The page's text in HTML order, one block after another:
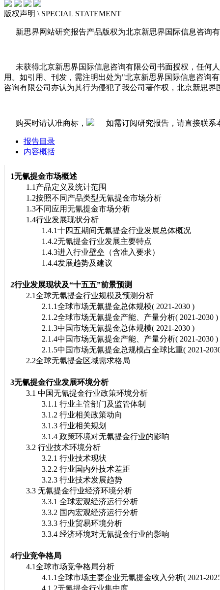
版权声明 \ SPECIAL STATEMENT
新思界网站研究报告产品版权为北京新思界国际信息咨询
未获得北京新思界国际信息咨询有限公司书面授权，任何
用。如引用、刊发，需注明出处为"北京新思界国际信息咨询
咨询有限公司亦认为其行为侵犯了我公司著作权，北京新思
购买时请认准商标， 如需订阅研究报告，请直接联系
报告目录
内容概括
1无氰提金市场概述
1.1产品定义及统计范围
1.2按照不同产品类型无氰提金市场分析
1.3不同应用无氰提金市场分析
1.4行业发展现状分析
1.4.1十四五期间无氰提金行业发展总体概况
1.4.2无氰提金行业发展主要特点
1.4.3进入行业壁垒（含准入要求）
1.4.4发展趋势及建议
2行业发展现状及“十五五”前景预测
2.1全球无氰提金行业规模及预测分析
2.1.1全球市场无氰提金总体规模( 2021-2030 )
2.1.2全球市场无氰提金产能、产量分析( 2021-2030 )
2.1.3中国市场无氰提金总体规模( 2021-2030 )
2.1.4中国市场无氰提金产能、产量分析( 2021-2030 )
2.1.5中国市场无氰提金总规模占全球比重( 2021-
2.2全球无氰提金区域需求格局
3无氰提金行业发展环境分析
3.1 中国无氰提金行业政策环境分析
3.1.1 行业主管部门及监管体制
3.1.2 行业相关政策动向
3.1.3 行业相关规划
3.1.4 政策环境对无氰提金行业的影响
3.2 行业技术环境分析
3.2.1 行业技术现状
3.2.2 行业国内外技术差距
3.2.3 行业技术发展趋势
3.3 无氰提金行业经济环境分析
3.3.1 全球宏观经济运行分析
3.3.2 国内宏观经济运行分析
3.3.3 行业贸易环境分析
3.3.4 经济环境对无氰提金行业的影响
4行业竞争格局
4.1全球市场竞争格局分析
4.1.1全球市场主要企业无氰提金收入分析( 2021-
4.1.2无氰提金行业集中度